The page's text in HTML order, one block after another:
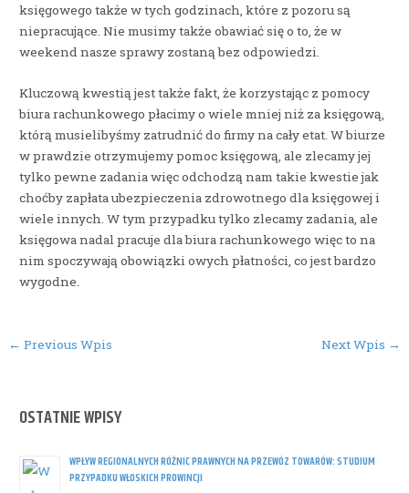
OSTATNIE WPISY
WPŁYW REGIONALNYCH RÓŻNIC PRAWNYCH NA PRZEWÓZ TOWARÓW: STUDIUM
PRZYPADKU WŁOSKICH PROWINCJI
księgowego także w tych godzinach, które z pozoru są
niepracujące. Nie musimy także obawiać się o to, że w
weekend nasze sprawy zostaną bez odpowiedzi.
Kluczową kwestią jest także fakt, że korzystając z pomocy
biura rachunkowego płacimy o wiele mniej niż za księgową,
którą musielibyśmy zatrudnić do firmy na cały etat. W biurze
w prawdzie otrzymujemy pomoc księgową, ale zlecamy jej
tylko pewne zadania więc odchodzą nam takie kwestie jak
choćby zapłata ubezpieczenia zdrowotnego dla księgowej i
wiele innych. W tym przypadku tylko zlecamy zadania, ale
księgowa nadal pracuje dla biura rachunkowego więc to na
nim spoczywają obowiązki owych płatności, co jest bardzo
wygodne.
Post
← Previous Wpis Next Wpis →